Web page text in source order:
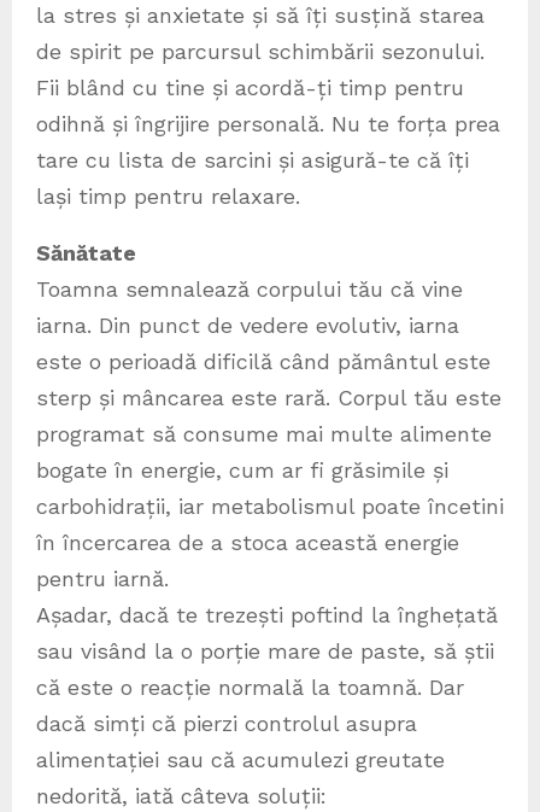
la stres și anxietate și să îți susțină starea
de spirit pe parcursul schimbării sezonului.
Fii blând cu tine și acordă-ți timp pentru
odihnă și îngrijire personală. Nu te forța prea
tare cu lista de sarcini și asigură-te că îți
lași timp pentru relaxare.
Sănătate
Toamna semnalează corpului tău că vine
iarna. Din punct de vedere evolutiv, iarna
este o perioadă dificilă când pământul este
sterp și mâncarea este rară. Corpul tău este
programat să consume mai multe alimente
bogate în energie, cum ar fi grăsimile și
carbohidrații, iar metabolismul poate încetini
în încercarea de a stoca această energie
pentru iarnă.
Așadar, dacă te trezești poftind la înghețată
sau visând la o porție mare de paste, să știi
că este o reacție normală la toamnă. Dar
dacă simți că pierzi controlul asupra
alimentației sau că acumulezi greutate
nedorită, iată câteva soluții: